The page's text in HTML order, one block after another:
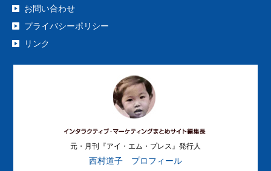
お問い合わせ
プライバシーポリシー
リンク
元・月刊『アイ・エム・プレス』発行人
西村道子 プロフィール